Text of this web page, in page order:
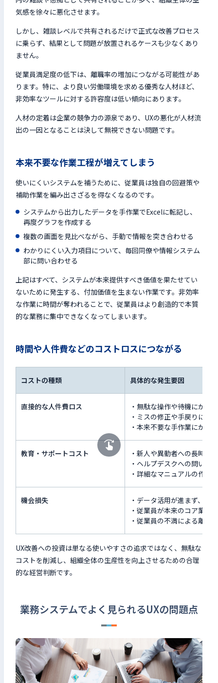
気感を徐々に悪化させます。
しかし、雑談レベルで共有されるだけで正式な改善プロセス
に乗らず、結果として問題が放置されるケースも少なくあり
ません。
従業員満足度の低下は、離職率の増加につながる可能性があ
ります。特に、より良い労働環境を求める優秀な人材ほど、
非効率なツールに対する許容度は低い傾向にあります。
人材の定着は企業の競争力の源泉であり、UXの悪化が人材流
出の一因となることは決して無視できない問題です。
本来不要な作業工程が増えてしまう
使いにくいシステムを補うために、従業員は独自の回避策や
補助作業を編み出さざるを得なくなるのです。
システムから出力したデータを手作業でExcelに転記し、
再度グラフを作成する
複数の画面を見比べながら、手動で情報を突き合わせる
わかりにくい入力項目について、毎回同僚や情報システム
部に問い合わせる
上記はすべて、システムが本来提供すべき価値を果たせてい
ないために発生する、付加価値を生まない作業です。非効率
な作業に時間が奪われることで、従業員はより創造的で本質
的な業務に集中できなくなってしまいます。
時間や人件費などのコストロスにつながる
コストの種類 具体的な発生要因
直接的な人件費ロス
・無駄な操作や待機にかか
・ミスの修正や手戻りにか
・本来不要な手作業にかか
教育・サポートコスト
・新人や異動者への長時間
・ヘルプデスクへの問い合
・詳細なマニュアルの作成
機会損失
・データ活用が進まず、迅
・従業員が本来のコア業務
・従業員の不満による離職
UX改善への投資は単なる使いやすさの追求ではなく、無駄な
コストを削減し、組織全体の生産性を向上させるための合理
的な経営判断です。
業務システムでよく見られるUXの問題点